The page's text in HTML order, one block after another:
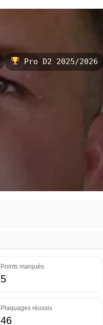
Pro D2 2025/2026
Points marqués
5
Plaquages réussis
46